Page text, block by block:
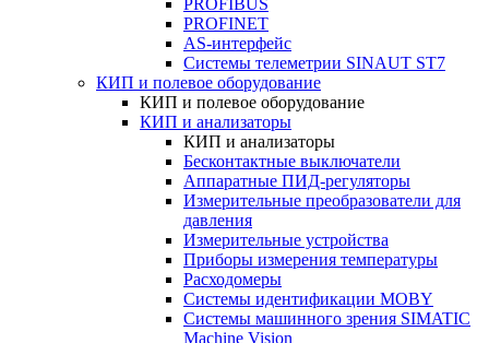
PROFIBUS
PROFINET
AS-интерфейс
Системы телеметрии SINAUT ST7
КИП и полевое оборудование
КИП и полевое оборудование
КИП и анализаторы
КИП и анализаторы
Бесконтактные выключатели
Аппаратные ПИД-регуляторы
Измерительные преобразователи для
давления
Измерительные устройства
Приборы измерения температуры
Расходомеры
Системы идентификации MOBY
Системы машинного зрения SIMATIC
Machine Vision